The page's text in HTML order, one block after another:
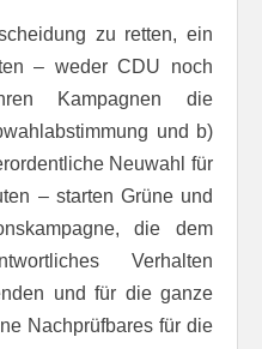
zu retten, ein
– weder CDU noch
Kampagnen die
und b)
Neuwahl für
– starten Grüne und
die dem
Verhalten
und für die ganze
Nachprüfbares für die